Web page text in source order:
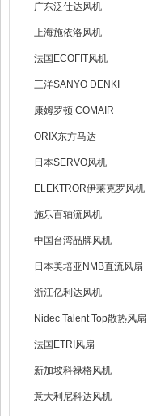
广东泛仕达风机
上海施依洛风机
法国ECOFIT风机
三洋SANYO DENKI
康姆罗顿 COMAIR
ORIX东方马达
日本SERVO风机
ELEKTROR伊莱克罗风机
施乐百轴流风机
中国台湾品牌风机
日本美培亚NMB直流风扇
浙江亿利达风机
Nidec Talent Top散热风扇
法国ETRI风扇
新加坡科禄格风机
意大利尼科达风机